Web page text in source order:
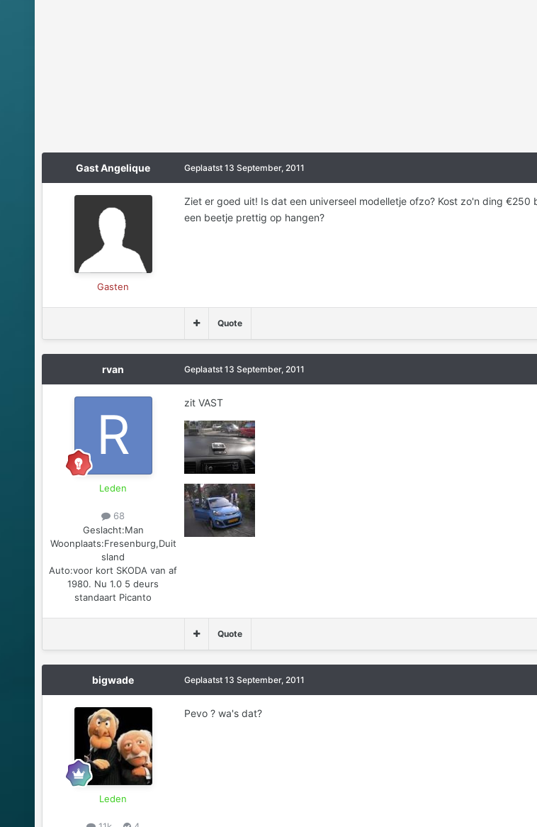
Gast Angelique
Gasten
Geplaatst 13 September, 2011
Ziet er goed uit! Is dat een universeel modelletje ofzo? Kost zo'n ding €250
een beetje prettig op hangen?
Quote
rvan
Leden
68
Geslacht:Man
Woonplaats:Fresenburg,Duit
sland
Auto:voor kort SKODA van af
1980. Nu 1.0 5 deurs
standaart Picanto
Geplaatst 13 September, 2011
zit VAST
Quote
bigwade
Leden
Geplaatst 13 September, 2011
Pevo ? wa's dat?